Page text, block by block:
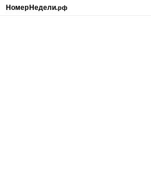
Номер Недели.рф